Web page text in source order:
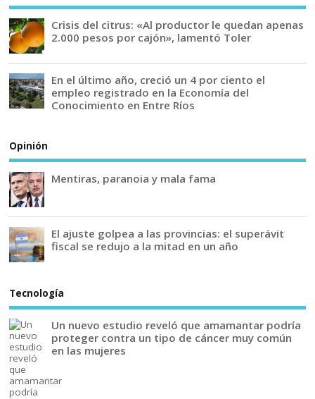
Crisis del citrus: «Al productor le quedan apenas
2.000 pesos por cajón», lamentó Toler
En el último año, creció un 4 por ciento el
empleo registrado en la Economía del
Conocimiento en Entre Ríos
Opinión
Mentiras, paranoia y mala fama
El ajuste golpea a las provincias: el superávit
fiscal se redujo a la mitad en un año
Tecnología
Un nuevo estudio reveló que amamantar podría
proteger contra un tipo de cáncer muy común
en las mujeres